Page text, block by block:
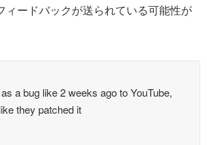
ィードバックが送られている可能性が
as a bug like 2 weeks ago to YouTube,
they patched it